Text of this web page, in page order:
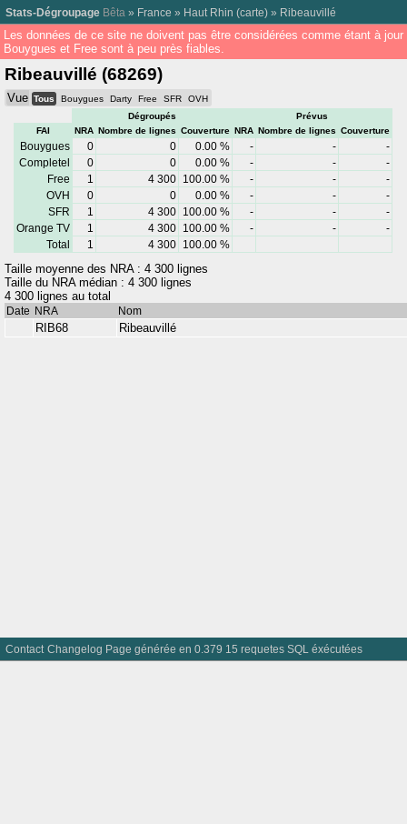
Stats-Dégroupage Bêta » France » Haut Rhin (carte) » Ribeauvillé
Les données de ce site ne doivent pas être considérées comme étant à
Bouygues et Free sont à peu près fiables.
Ribeauvillé (68269)
Vue Tous Bouygues Darty Free SFR
OVH
Dégroupés
Prévus
FAI
NRA Nombre de lignes Couverture NRA Nombre de lignes Couverture
Bouygues 0 0 0.00 % - -
-
Completel
0 0 0.00 % - -
-
Free
1 4 300 100.00 % - -
-
OVH
0 0 0.00 % - -
-
SFR
1 4 300 100.00 % - -
-
Orange TV
1 4 300 100.00 % - -
-
Total
1 4 300 100.00 %
Taille moyenne des NRA : 4 300 lignes
Taille du NRA médian : 4 300 lignes
4 300 lignes au total
Date NRA Nom
RIB68 Ribeauvillé
Contact Changelog Page générée en 0.379 15 requetes SQL éxécutées